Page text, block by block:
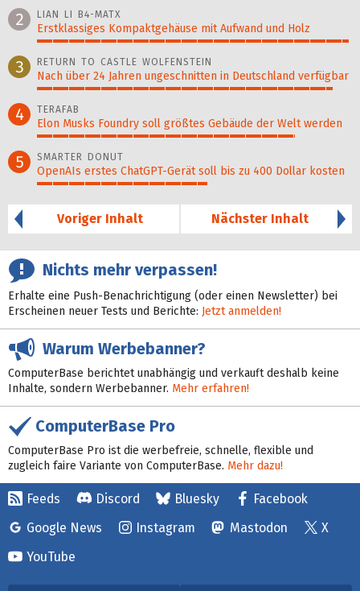
2 LIAN LI B4-MATX
Erstklassiges Kompaktgehäuse mit Aufwand und Holz
3 RETURN TO CASTLE WOLFENSTEIN
Nach über 24 Jahren ungeschnitten in Deutschland verfügbar
4 TERAFAB
Elon Musks Foundry soll größ­tes Gebäude der Welt werden
5 SMARTER DONUT
OpenAIs erstes ChatGPT-Gerät soll bis zu 400 Dollar kosten
Voriger Inhalt
Nächster Inhalt
Nichts mehr verpassen!
Erhalte eine Push-Benachrichtigung (oder einen Newsletter) bei
Erscheinen neuer Tests und Berichte: Jetzt anmelden!
Warum Werbebanner?
ComputerBase berichtet unabhängig und verkauft deshalb keine
Inhalte, sondern Werbebanner. Mehr erfahren!
ComputerBase Pro
ComputerBase Pro ist die werbefreie, schnelle, flexible und
zugleich faire Variante von ComputerBase. Mehr dazu!
Feeds Discord Bluesky
Facebook
Google News
Instagram Mastodon
X
YouTube